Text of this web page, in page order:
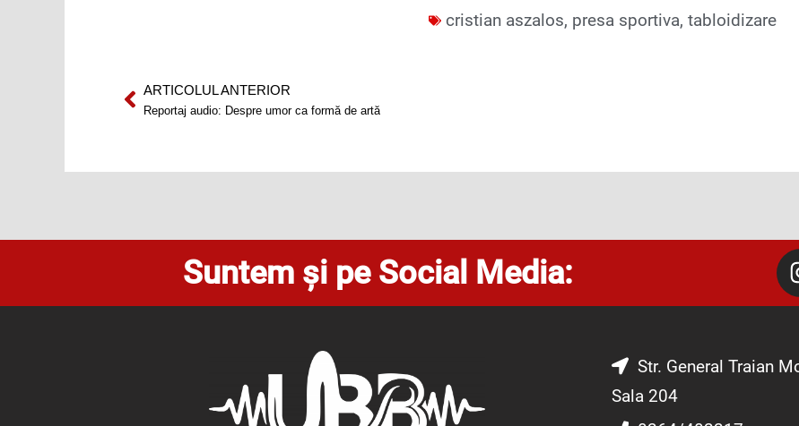
cristian aszalos, presa sportiva, tabloidizare
Prev
ARTICOLUL ANTERIOR
Reportaj audio: Despre umor ca formă de artă
Suntem și pe Social Media:
Str. General Traian
Sala 204